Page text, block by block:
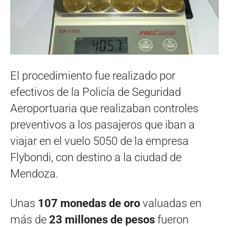
El procedimiento fue realizado por
efectivos de la Policía de Seguridad
Aeroportuaria que realizaban controles
preventivos a los pasajeros que iban a
viajar en el vuelo 5050 de la empresa
Flybondi, con destino a la ciudad de
Mendoza.
Unas 107 monedas de oro valuadas en
más de 23 millones de pesos fueron